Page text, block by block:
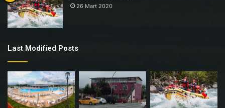
26 Mart 2020
Last Modified Posts